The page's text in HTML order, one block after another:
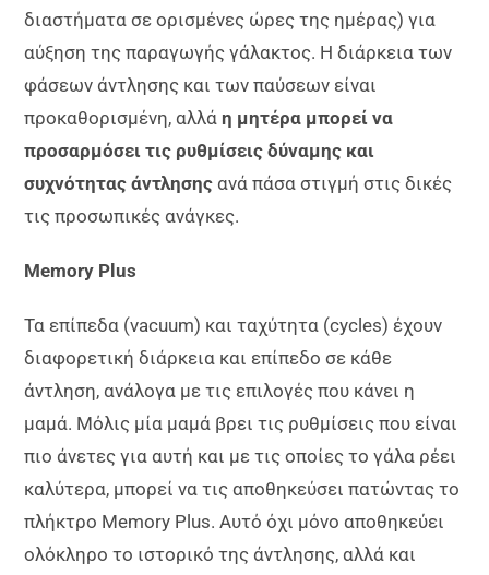
διαστήματα σε ορισμένες ώρες της ημέρας) για
αύξηση της παραγωγής γάλακτος. Η διάρκεια των
φάσεων άντλησης και των παύσεων είναι
προκαθορισμένη, αλλά η μητέρα μπορεί να
προσαρμόσει τις ρυθμίσεις δύναμης και
συχνότητας άντλησης ανά πάσα στιγμή στις δικές
τις προσωπικές ανάγκες.
Memory Plus
Τα επίπεδα (vacuum) και ταχύτητα (cycles) έχουν
διαφορετική διάρκεια και επίπεδο σε κάθε
άντληση, ανάλογα με τις επιλογές που κάνει η
μαμά. Μόλις μία μαμά βρει τις ρυθμίσεις που είναι
πιο άνετες για αυτή και με τις οποίες το γάλα ρέει
καλύτερα, μπορεί να τις αποθηκεύσει πατώντας το
πλήκτρο Memory Plus. Αυτό όχι μόνο αποθηκεύει
ολόκληρο το ιστορικό της άντλησης, αλλά και